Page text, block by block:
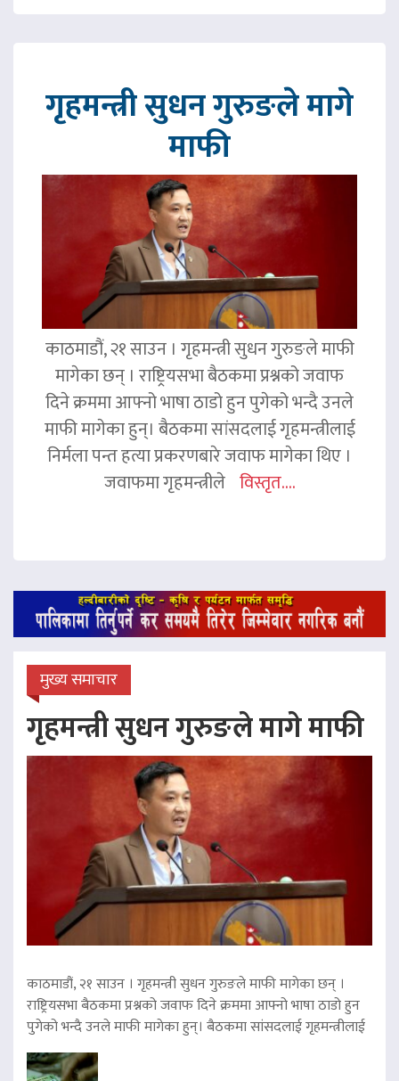
गृहमन्त्री सुधन गुरुङले मागे
माफी
काठमाडौं, २१ साउन । गृहमन्त्री सुधन गुरुङले माफी
मागेका छन् । राष्ट्रियसभा बैठकमा प्रश्नको जवाफ
दिने क्रममा आफ्नो भाषा ठाडो हुन पुगेको भन्दै उनले
माफी मागेका हुन्। बैठकमा सांसदलाई गृहमन्त्रीलाई
निर्मला पन्त हत्या प्रकरणबारे जवाफ मागेका थिए ।
जवाफमा गृहमन्त्रीले विस्तृत....
मुख्य समाचार
गृहमन्त्री सुधन गुरुङले मागे माफी
काठमाडौं, २१ साउन । गृहमन्त्री सुधन गुरुङले माफी मागेका छन् ।
राष्ट्रियसभा बैठकमा प्रश्नको जवाफ दिने क्रममा आफ्नो भाषा ठाडो हुन
पुगेको भन्दै उनले माफी मागेका हुन्। बैठकमा सांसदलाई गृहमन्त्रीलाई